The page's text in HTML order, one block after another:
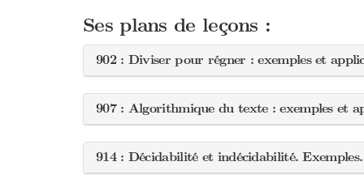
Ses plans de leçons :
902 : Diviser pour régner : exemples et
907 : Algorithmique du texte : exemples et
914 : Décidabilité et indécidabilité. Exemples.